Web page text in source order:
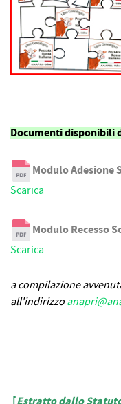
Documenti disponibili
Modulo Adesione
Scarica
Modulo Recesso
Scarica
a compilazione
all'indirizzo